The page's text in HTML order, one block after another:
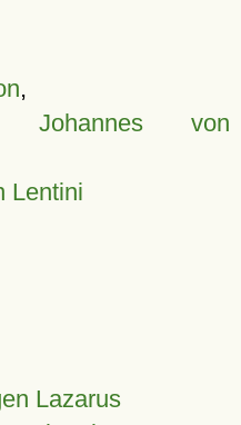
,
Johannes von
Lentini
Lazarus